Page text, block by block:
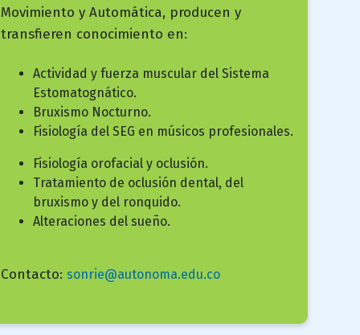
Movimiento y Automática, producen y
transfieren conocimiento en:
Actividad y fuerza muscular del Sistema
Estomatognático.
Bruxismo Nocturno.
Fisiología del SEG en músicos profesionales.
Fisiología orofacial y oclusión.
Tratamiento de oclusión dental, del
bruxismo y del ronquido.
Alteraciones del sueño.
Contacto: sonrie@autonoma.edu.co